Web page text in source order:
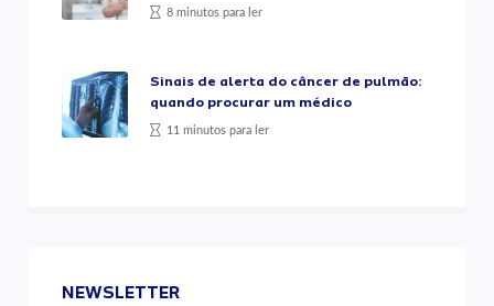
8 minutos para ler
Sinais de alerta do câncer de pulmão:
quando procurar um médico
11 minutos para ler
NEWSLETTER